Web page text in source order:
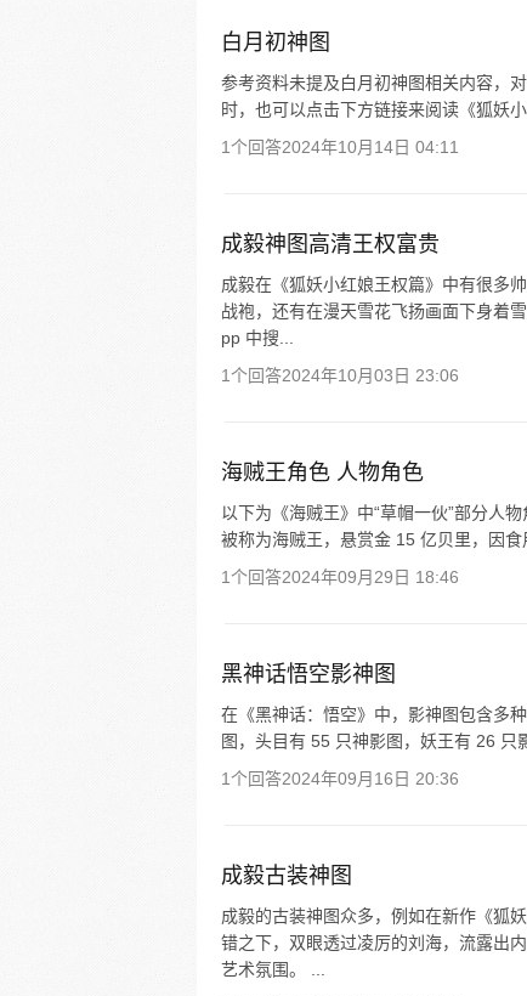
白月初神图
参考资料未提及白月初神图相关内容，
时，也可以点击下方链接来阅读《狐妖
1个回答2024年10月14日 04:11
成毅神图高清王权富贵
成毅在《狐妖小红娘王权篇》中有很多
战袍，还有在漫天雪花飞扬画面下身着
pp 中搜...
1个回答2024年10月03日 23:06
海贼王角色 人物角色
以下为《海贼王》中“草帽一伙”部分人
被称为海贼王，悬赏金 15 亿贝里，因食
1个回答2024年09月29日 18:46
黑神话悟空影神图
在《黑神话：悟空》中，影神图包含多
图，头目有 55 只神影图，妖王有 26 只
1个回答2024年09月16日 20:36
成毅古装神图
成毅的古装神图众多，例如在新作《狐
错之下，双眼透过凌厉的刘海，流露出
艺术氛围。 ...